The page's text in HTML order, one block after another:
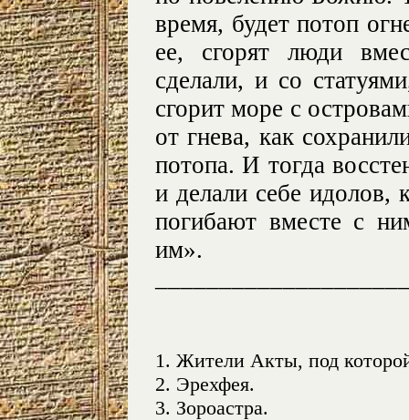
время, будет потоп
ее, сгорят люди
сделали, и со
сгорит море с
от гнева, как
потопа. И тогда
и делали себе идолов,
погибают вместе с
им».
1 . Жители Акты, под
2. Эрехфея.
3. Зороастра.